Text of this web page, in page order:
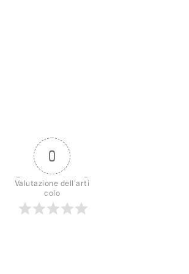
0
Valutazione dell'arti
colo